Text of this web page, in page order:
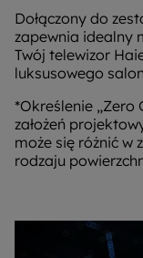
Dołączony do
zapewnia idealny
Twój telewizor
luksusowego
*Określenie
założeń
może się różnić w
rodzaju